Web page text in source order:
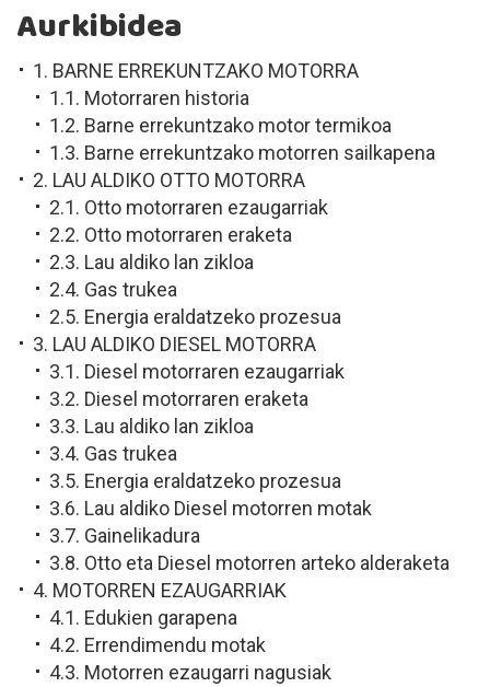
Aurkibidea
1. BARNE ERREKUNTZAKO MOTORRA
1.1. Motorraren historia
1.2. Barne errekuntzako motor termikoa
1.3. Barne errekuntzako motorren sailkapena
2. LAU ALDIKO OTTO MOTORRA
2.1. Otto motorraren ezaugarriak
2.2. Otto motorraren eraketa
2.3. Lau aldiko lan zikloa
2.4. Gas trukea
2.5. Energia eraldatzeko prozesua
3. LAU ALDIKO DIESEL MOTORRA
3.1. Diesel motorraren ezaugarriak
3.2. Diesel motorraren eraketa
3.3. Lau aldiko lan zikloa
3.4. Gas trukea
3.5. Energia eraldatzeko prozesua
3.6. Lau aldiko Diesel motorren motak
3.7. Gainelikadura
3.8. Otto eta Diesel motorren arteko alderaketa
4. MOTORREN EZAUGARRIAK
4.1. Edukien garapena
4.2. Errendimendu motak
4.3. Motorren ezaugarri nagusiak